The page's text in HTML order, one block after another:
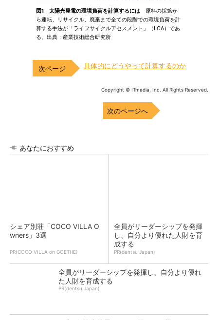
図1 太陽光発電の環境負荷を計算するには 原料の採鉱か
ら運転、リサイクル、廃棄まで全ての段階での環境負荷を計
算する手法が「ライフサイクルアセスメント」（LCA）であ
る。出典：産業技術総合研究所
具体的にどうやって計算するのか
Copyright © ITmedia, Inc. All Rights Reserved.
次のページへ
あなたにおすすめ
シェア別荘「COCO VILLA O
wners」3選
PR(COCO VILLA on GOETHE)
全員がリーダーシップを発揮
し、自分より優れた人財を育
成する
PR(dentsu Japan)
全員がリーダーシップを発揮し、自分より優れ
た人財を育成する
PR(dentsu Japan)